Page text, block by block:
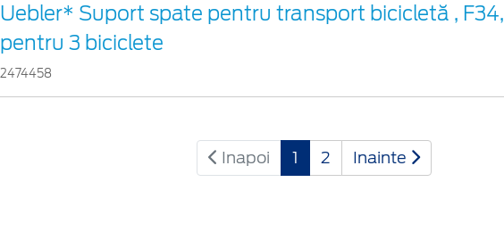
Uebler* Suport spate pentru transport bicicletă , F34,
pentru 3 biciclete
2474458
Inapoi 1 2 Inainte